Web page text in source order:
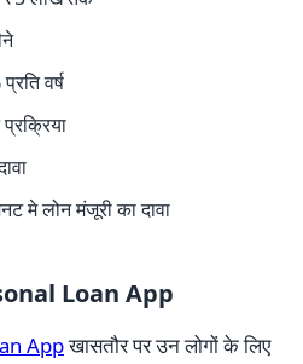
वर्ष
मे लोन मंजूरी का दावा
Loan App
Appखासतौर पर उन लोगों के लिए